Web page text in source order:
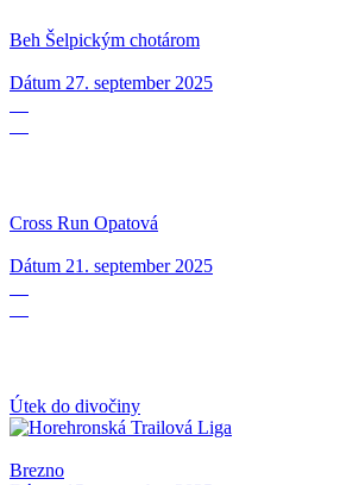
Beh Šelpickým chotárom
Dátum 27. september 2025
Cross Run Opatová
Dátum 21. september 2025
Útek do divočiny
Brezno